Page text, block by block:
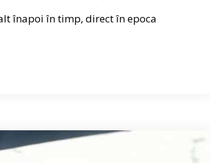
înapoi în timp, direct în epoca